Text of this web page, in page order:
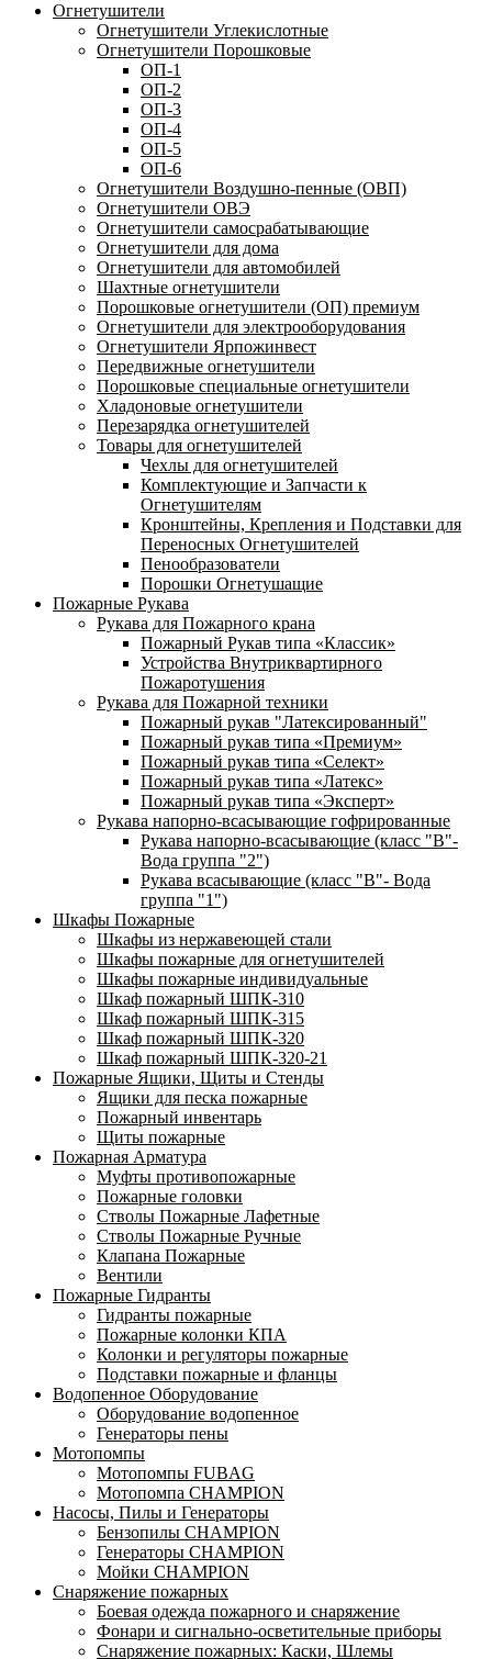
Огнетушители
Огнетушители Углекислотные
Огнетушители Порошковые
ОП-1
ОП-2
ОП-3
ОП-4
ОП-5
ОП-6
Огнетушители Воздушно-пенные (ОВП)
Огнетушители ОВЭ
Огнетушители самосрабатывающие
Огнетушители для дома
Огнетушители для автомобилей
Шахтные огнетушители
Порошковые огнетушители (ОП) премиум
Огнетушители для электрооборудования
Огнетушители Ярпожинвест
Передвижные огнетушители
Порошковые специальные огнетушители
Хладоновые огнетушители
Перезарядка огнетушителей
Товары для огнетушителей
Чехлы для огнетушителей
Комплектующие и Запчасти к
Огнетушителям
Кронштейны, Крепления и Подставки для
Переносных Огнетушителей
Пенообразователи
Порошки Огнетушащие
Пожарные Рукава
Рукава для Пожарного крана
Пожарный Рукав типа «Классик»
Устройства Внутриквартирного
Пожаротушения
Рукава для Пожарной техники
Пожарный рукав "Латексированный"
Пожарный рукав типа «Премиум»
Пожарный рукав типа «Селект»
Пожарный рукав типа «Латекс»
Пожарный рукав типа «Эксперт»
Рукава напорно-всасывающие гофрированные
Рукава напорно-всасывающие (класс "В"-
Вода группа "2")
Рукава всасывающие (класс "В"- Вода
группа "1")
Шкафы Пожарные
Шкафы из нержавеющей стали
Шкафы пожарные для огнетушителей
Шкафы пожарные индивидуальные
Шкаф пожарный ШПК-310
Шкаф пожарный ШПК-315
Шкаф пожарный ШПК-320
Шкаф пожарный ШПК-320-21
Пожарные Ящики, Щиты и Стенды
Ящики для песка пожарные
Пожарный инвентарь
Щиты пожарные
Пожарная Арматура
Муфты противопожарные
Пожарные головки
Стволы Пожарные Лафетные
Стволы Пожарные Ручные
Клапана Пожарные
Вентили
Пожарные Гидранты
Гидранты пожарные
Пожарные колонки КПА
Колонки и регуляторы пожарные
Подставки пожарные и фланцы
Водопенное Оборудование
Оборудование водопенное
Генераторы пены
Мотопомпы
Мотопомпы FUBAG
Мотопомпа CHAMPION
Насосы, Пилы и Генераторы
Бензопилы CHAMPION
Генераторы CHAMPION
Мойки CHAMPION
Снаряжение пожарных
Боевая одежда пожарного и снаряжение
Фонари и сигнально-осветительные приборы
Снаряжение пожарных: Каски, Шлемы